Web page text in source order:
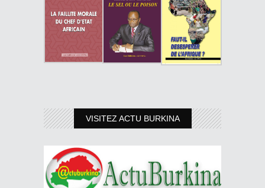
VISITEZ ACTU BURKINA